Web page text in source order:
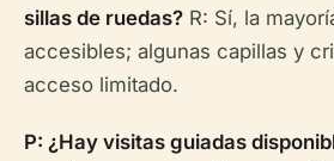
sillas de ruedas? R: Sí, la
accesibles; algunas capillas y
acceso limitado.
P: ¿Hay visitas guiadas